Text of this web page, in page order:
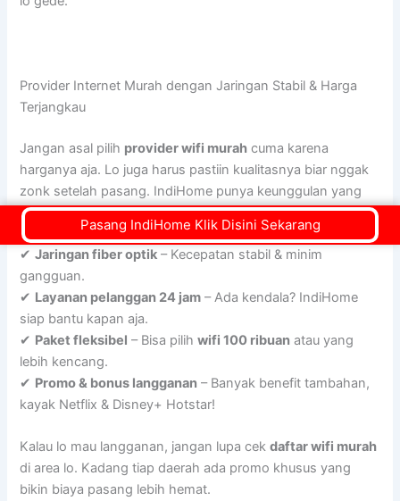
Provider Internet Murah dengan Jaringan Stabil & Harga
Terjangkau
Jangan asal pilih provider wifi murah cuma karena
harganya aja. Lo juga harus pastiin kualitasnya biar nggak
zonk setelah pasang. IndiHome punya keunggulan yang
bikin lo nggak perlu khawatir:
✔Jaringan fiber optik – Kecepatan stabil & minim
gangguan.
✔ Layanan pelanggan 24 jam – Ada kendala? IndiHome
siap bantu kapan aja.
✔ Paket fleksibel – Bisa pilihwifi 100 ribuan atau yang
lebih kencang.
✔ Promo & bonus langganan – Banyak benefit tambahan,
kayak Netflix & Disney+ Hotstar!
Kalau lo mau langganan, jangan lupa cekdaftar wifi murah
di area lo. Kadang tiap daerah ada promo khusus yang
bikin biaya pasang lebih hemat.
Pasang IndiHome Klik Disini Sekarang